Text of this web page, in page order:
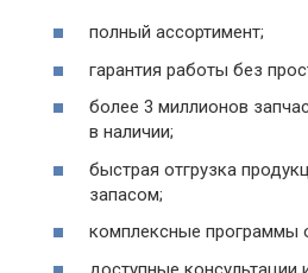
полный ассортимент;
гарантия работы без
более 3 миллионов
в наличии;
быстрая отгрузка
запасом;
комплексные программы